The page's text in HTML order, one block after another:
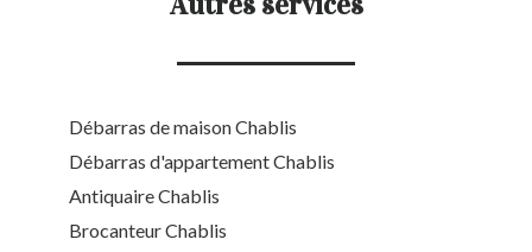
Débarras de maison Chablis
Débarras d'appartement Chablis
Antiquaire Chablis
Brocanteur Chablis